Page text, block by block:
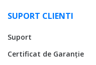
SUPORT CLIENTI
Suport
Certificat de Garanție